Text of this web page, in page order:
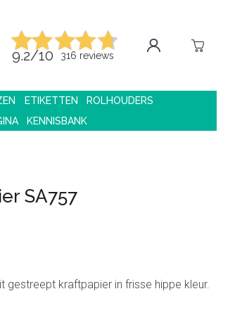
9.2/10 316 reviews
ETIKETTEN
ROLHOUDERS
KENNISBANK
SA757
gestreept kraftpapier in frisse hippe kleur.